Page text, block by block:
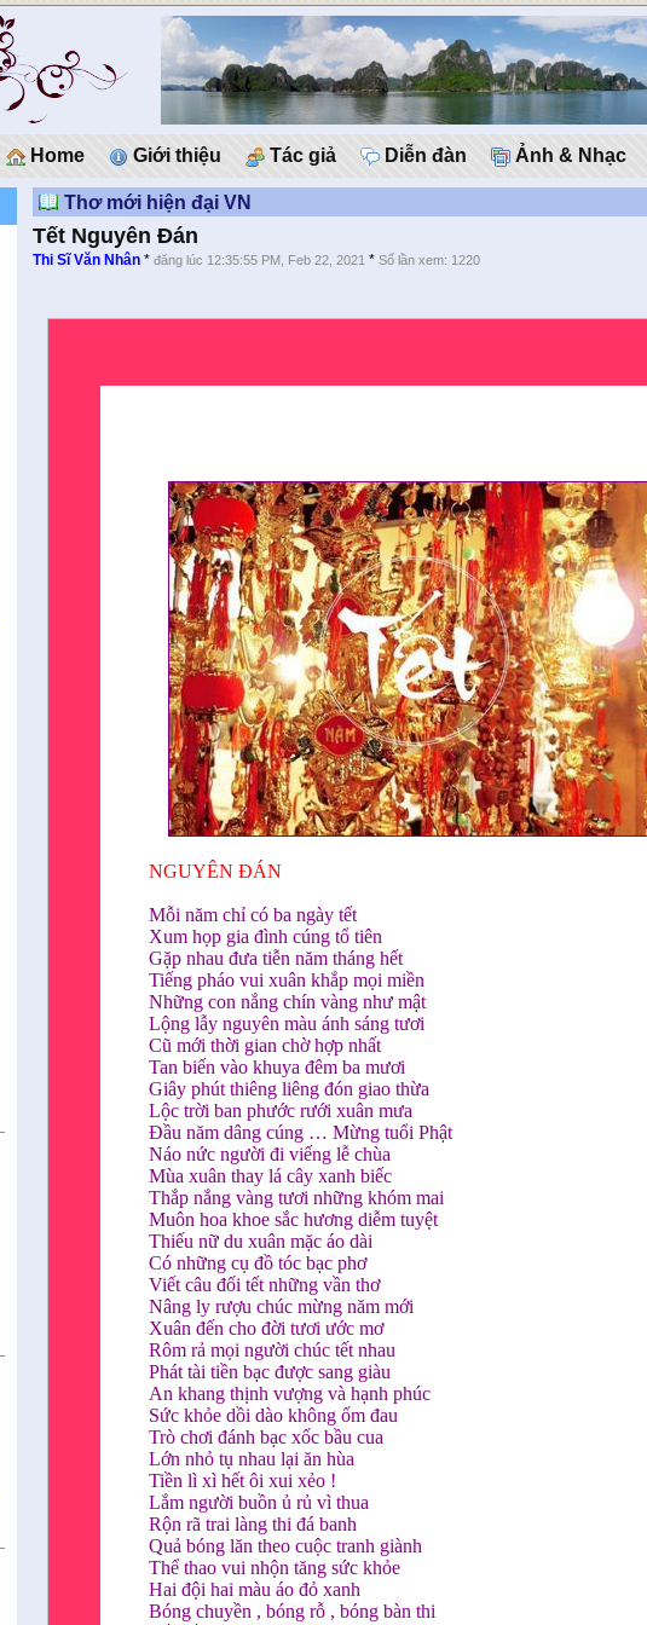
Home Giới thiệu Tác giả Diễn đàn Ảnh & Nhạc
Thơ mới hiện đại VN
Tết Nguyên Đán
Thi Sĩ Văn Nhân *đăng lúc 12:35:55 PM, Feb 22, 2021 *Số lần xem: 1220
NGUYÊN ĐÁN
Mỗi năm chỉ có ba ngày tết
Xum họp gia đình cúng tổ tiên
Gặp nhau đưa tiễn năm tháng hết
Tiếng pháo vui xuân khắp mọi miền
Những con nắng chín vàng như mật
Lộng lẫy nguyên màu ánh sáng tươi
Cũ mới thời gian chờ hợp nhất
Tan biến vào khuya đêm ba mươi
Giây phút thiêng liêng đón giao thừa
Lộc trời ban phước rưới xuân mưa
Đầu năm dâng cúng … Mừng tuổi Phật
Náo nức người đi viếng lễ chùa
Mùa xuân thay lá cây xanh biếc
Thắp nắng vàng tươi những khóm mai
Muôn hoa khoe sắc hương diễm tuyệt
Thiếu nữ du xuân mặc áo dài
Có những cụ đồ tóc bạc phơ
Viết câu đối tết những vần thơ
Nâng ly rượu chúc mừng năm mới
Xuân đến cho đời tươi ước mơ
Rôm rả mọi người chúc tết nhau
Phát tài tiền bạc được sang giàu
An khang thịnh vượng và hạnh phúc
Sức khỏe dồi dào không ốm đau
Trò chơi đánh bạc xốc bầu cua
Lớn nhỏ tụ nhau lại ăn hùa
Tiền lì xì hết ôi xui xẻo !
Lắm người buồn ủ rủ vì thua
Rộn rã trai làng thi đá banh
Quả bóng lăn theo cuộc tranh giành
Thể thao vui nhộn tăng sức khỏe
Hai đội hai màu áo đỏ xanh
Bóng chuyền , bóng rỗ , bóng bàn thi